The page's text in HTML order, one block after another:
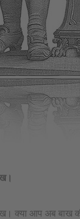
क्या आप अब बाख